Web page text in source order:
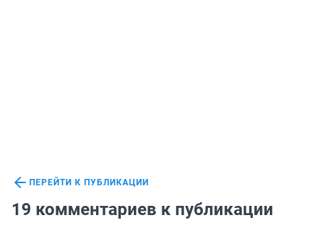
ПЕРЕЙТИ К ПУБЛИКАЦИИ
19 комментариев к публикации